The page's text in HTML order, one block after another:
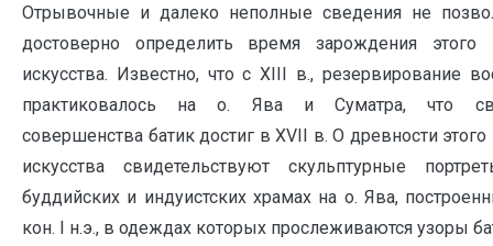
Отрывочные и далеко неполные сведения не
достоверно определить время зарождения этого
искусства. Известно, что с XIII в., резервирование
практиковалось на о. Ява и Суматра, что
совершенства батик достиг в XVII в. О древности этого
искусства свидетельствуют скульптурные
буддийских и индуистских храмах на о. Ява,
кон. I н.э., в одеждах которых прослеживаются узоры